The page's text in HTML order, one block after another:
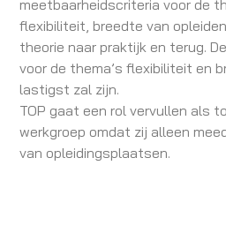
meetbaarheidscriteria voor de
flexibiliteit, breedte van
theorie naar praktijk en terug.
voor de thema’s flexibiliteit en
lastigst zal zijn.
TOP gaat een rol vervullen als
werkgroep omdat zij alleen
van opleidingsplaatsen.